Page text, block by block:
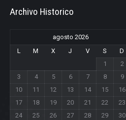
Archivo Historico
agosto 2026
L
M X J V S
D
1
2
3
4 5 6 7 8
9
10
11 12 13 14 15
16
17
18 19 20 21 22
23
24
25 26 27 28 29
30